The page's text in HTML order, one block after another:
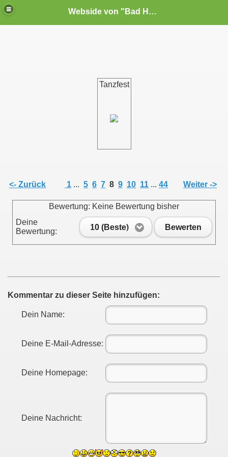
Webside von "Bad Habit"e.V. Noschkowitz
Tanzfest
<- Zurück 1 ... 5 6 7 8 9 10 11 ... 44 Weiter ->
Bewertung: Keine Bewertung bisher
Deine
Bewertung:
10 (Beste) Bewerten
Kommentar zu dieser Seite hinzufügen:
Dein Name:
Deine E-Mail-Adresse:
Deine Homepage:
Deine Nachricht: